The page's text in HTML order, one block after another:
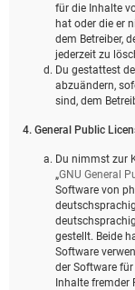
für die Inhalte
hat oder die er
dem Betreiber,
jederzeit zu
Du gestattest
abzuändern,
sind, dem
4. General Public
Du nimmst zur
„GNU General
Software von
gestellt. Beide
Software
der Software
Inhalte fremder